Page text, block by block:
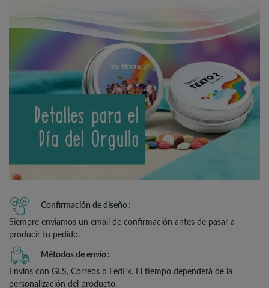
Confirmación de diseño
Siempre enviamos un email de confirmación antes de pasar a
producir tu pedido.
Métodos de envío
Envíos con GLS, Correos o FedEx. El tiempo dependerá de la
personalización del producto.